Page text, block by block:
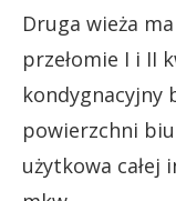
Druga wieża
przełomie I i II
kondygnacyjny
powierzchni
użytkowa całej